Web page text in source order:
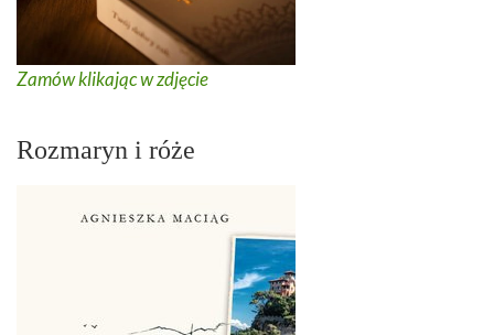
Zamów klikając w zdjęcie
Rozmaryn i róże